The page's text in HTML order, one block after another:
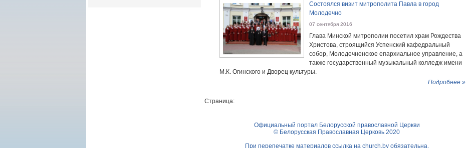
Состоялся визит митрополита Павла в город
Молодечно
07 сентября 2016
Глава Минской митрополии посетил храм Рождества
Христова, строящийся Успенский кафедральный
собор, Молодечненское епархиальное управление, а
также государственный музыкальный колледж имени
М.К. Огинского и Дворец культуры.
Подробнее »
Страница:
Официальный портал Белорусской православной Церкви
© Белорусская Православная Церковь 2020
При перепечатке материалов ссылка на church.byобязательна.